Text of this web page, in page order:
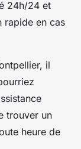
24h/24 et
rapide en cas
il
trouver un
heure de